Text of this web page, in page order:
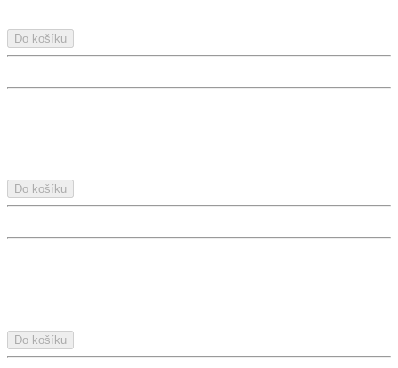
Do košíku
Do košíku
Do košíku